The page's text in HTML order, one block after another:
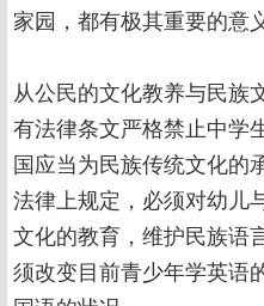
家园，都有极其重要的意
从公民的文化教养与民族
有法律条文严格禁止中学
国应当为民族传统文化的
法律上规定，必须对幼儿
文化的教育，维护民族语
须改变目前青少年学英语